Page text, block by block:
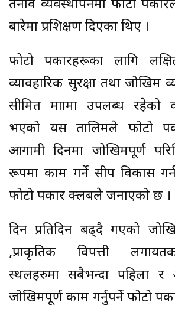
तनाव व्यवस्थापनमा फोटो
बारेमा प्रशिक्षण दिएका थिए ।
फोटो पत्रकारहरूका लागि
व्यावहारिक सुरक्षा तथा जोखिम
सीमित मात्रामा उपलब्ध रहेको
भएको यस तालिमले फोटो
आगामी दिनमा जोखिमपूर्ण
रूपमा काम गर्ने सीप विकास
फोटो पत्रकार क्लबले जनाएको छ ।
दिन प्रतिदिन बढ्दै गएको
,प्राकृतिक विपत्ती
स्थलहरुमा सबैभन्दा पहिला र
जोखिमपूर्ण काम गर्नुपर्ने फोटो